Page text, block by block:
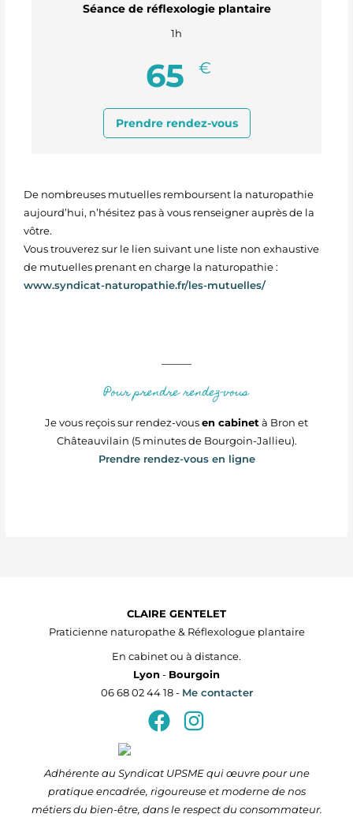
Séance de réflexologie plantaire
1h
65 €
Prendre rendez-vous
De nombreuses mutuelles remboursent la naturopathie
aujourd’hui, n’hésitez pas à vous renseigner auprès de la
vôtre.
Vous trouverez sur le lien suivant une liste non exhaustive
de mutuelles prenant en charge la naturopathie :
www.syndicat-naturopathie.fr/les-mutuelles/
Pour prendre rendez-vous
Je vous reçois sur rendez-vous en cabinet à Bron et
Châteauvilain (5 minutes de Bourgoin-Jallieu).
Prendre rendez-vous en ligne
CLAIRE GENTELET
Praticienne naturopathe & Réflexologue plantaire
En cabinet ou à distance.
Lyon - Bourgoin
06 68 02 44 18 - Me contacter
Adhérente au Syndicat UPSME qui œuvre pour une
pratique encadrée, rigoureuse et moderne de nos
métiers du bien-être, dans le respect du consommateur.